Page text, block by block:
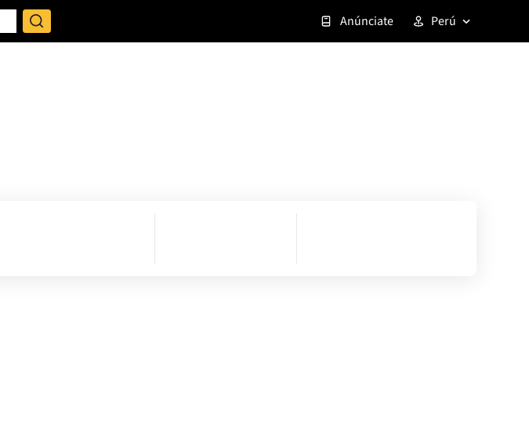
Anúnciate Perú